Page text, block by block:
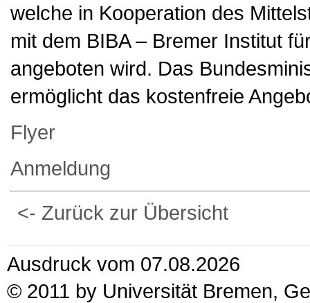
welche in Kooperation des
mit dem BIBA – Bremer Institut
angeboten wird. Das
ermöglicht das kostenfreie
Flyer
Anmeldung
<- Zurück zur Übersicht
Ausdruck vom 07.08.2026
© 2011 by Universität Bremen,